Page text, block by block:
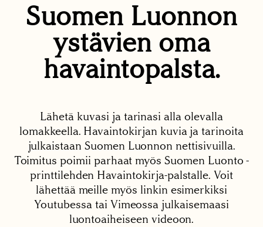
Suomen Luonnon
ystävien oma
havaintopalsta.
Lähetä kuvasi ja tarinasi alla olevalla
lomakkeella. Havaintokirjan kuvia ja tarinoita
julkaistaan Suomen Luonnon nettisivuilla.
Toimitus poimii parhaat myös Suomen Luonto -
printtilehden Havaintokirja-palstalle. Voit
lähettää meille myös linkin esimerkiksi
Youtubessa tai Vimeossa julkaisemaasi
luontoaiheiseen videoon.